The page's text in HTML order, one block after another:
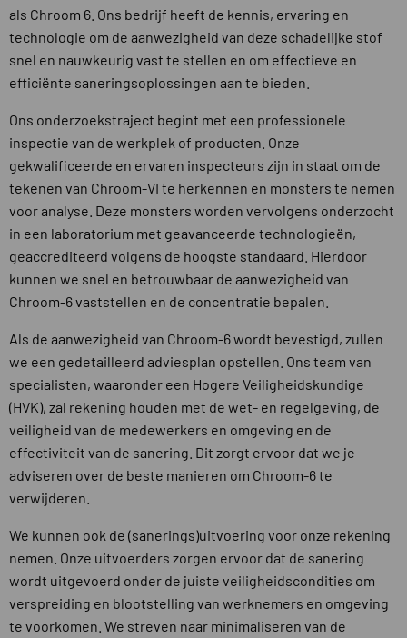
als Chroom 6. Ons bedrijf heeft de kennis, ervaring en
technologie om de aanwezigheid van deze schadelijke stof
snel en nauwkeurig vast te stellen en om effectieve en
efficiënte saneringsoplossingen aan te bieden.
Ons onderzoekstraject begint met een professionele
inspectie van de werkplek of producten. Onze
gekwalificeerde en ervaren inspecteurs zijn in staat om de
tekenen van Chroom-VI te herkennen en monsters te nemen
voor analyse. Deze monsters worden vervolgens onderzocht
in een laboratorium met geavanceerde technologieën,
geaccrediteerd volgens de hoogste standaard. Hierdoor
kunnen we snel en betrouwbaar de aanwezigheid van
Chroom-6 vaststellen en de concentratie bepalen.
Als de aanwezigheid van Chroom-6 wordt bevestigd, zullen
we een gedetailleerd adviesplan opstellen. Ons team van
specialisten, waaronder een Hogere Veiligheidskundige
(HVK), zal rekening houden met de wet- en regelgeving, de
veiligheid van de medewerkers en omgeving en de
effectiviteit van de sanering. Dit zorgt ervoor dat we je
adviseren over de beste manieren om Chroom-6 te
verwijderen.
We kunnen ook de (sanerings)uitvoering voor onze rekening
nemen. Onze uitvoerders zorgen ervoor dat de sanering
wordt uitgevoerd onder de juiste veiligheidscondities om
verspreiding en blootstelling van werknemers en omgeving
te voorkomen. We streven naar minimaliseren van de